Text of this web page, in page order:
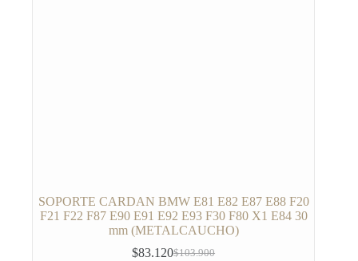
SOPORTE CARDAN BMW E81 E82 E87 E88 F20
F21 F22 F87 E90 E91 E92 E93 F30 F80 X1 E84 30
mm (METALCAUCHO)
$103.900
$83.120